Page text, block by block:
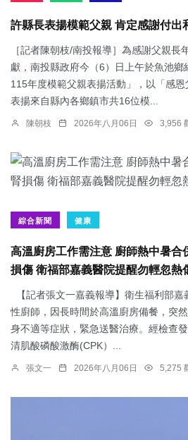
許縣長表揚模範父親 肯定感謝付出
［記者陳朝枝/南投報導］為感謝父親長
獻，南投縣政府今（6）日上午於魚池
115年度模範父親表揚活動」，以「感恩
表揚來自縣內各鄉鎮市共16位模...
陳朝枝 2026年八月06日 3,956
綜合新聞 健康
高溫廚房工作需注意 廚師熱中暑合
損傷 衛福部嘉義醫院提醒勿輕忽熱
【記者張文一嘉義報導】衛生福利部嘉
性廚師，因長時間於高溫廚房備餐，突
身不適等症狀，緊急送醫治療。經檢查
清肌酸磷酸激酶(CPK）...
張文一 2026年八月06日 5,275